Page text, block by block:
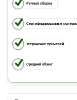
Ручная сборка
Сертифицированные
Устранение примесей
Средний обжиг